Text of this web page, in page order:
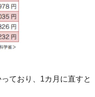
ており、1カ月に直すと